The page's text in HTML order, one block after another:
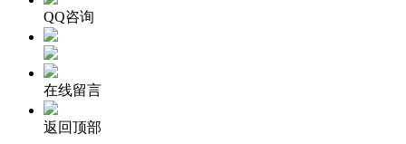
QQ咨询
在线留言
返回顶部